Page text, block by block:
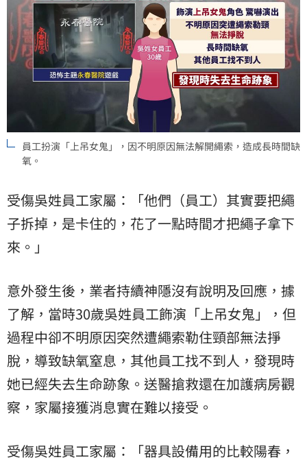
員工扮演「上吊女鬼」，因不明原因無法解開繩索，造成長時間缺
氧。
受傷吳姓員工家屬：「他們（員工）其實要把繩
子拆掉，是卡住的，花了一點時間才把繩子拿下
來。」
意外發生後，業者持續神隱沒有說明及回應，據
了解，當時30歲吳姓員工飾演「上吊女鬼」，但
過程中卻不明原因突然遭繩索勒住頸部無法掙
脫，導致缺氧窒息，其他員工找不到人，發現時
她已經失去生命跡象。送醫搶救還在加護病房觀
察，家屬接獲消息實在難以接受。
受傷吳姓員工家屬：「器具設備用的比較陽春，